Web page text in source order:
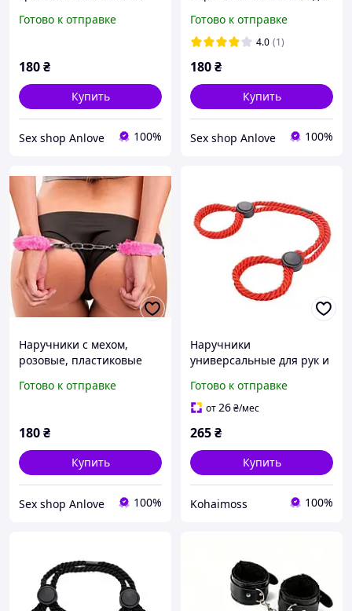
Готово к отправке
180₴
Купить
Sex shop Anlove 100%
Готово к отправке
4.0 (1)
180₴
Купить
Sex shop Anlove 100%
Наручники с мехом,
розовые, пластиковые
Готово к отправке
180₴
Купить
Sex shop Anlove 100%
Наручники
универсальные для рук и
470 мм Красный
Готово к отправке
от26₴/мес
265₴
Купить
Kohaimoss 100%